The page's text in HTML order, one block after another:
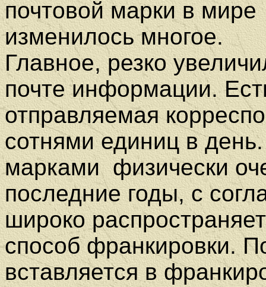
почтовой марки в мире
изменилось многое.
Главное, резко
почте информации.
отправляемая
сотнями единиц в
марками физически
последние годы, с
широко
способ франкировки.
вставляется в